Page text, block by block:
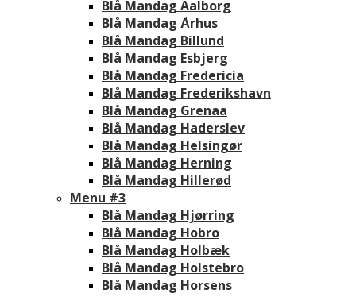
Blå Mandag Aalborg
Blå Mandag Århus
Blå Mandag Billund
Blå Mandag Esbjerg
Blå Mandag Fredericia
Blå Mandag Frederikshavn
Blå Mandag Grenaa
Blå Mandag Haderslev
Blå Mandag Helsingør
Blå Mandag Herning
Blå Mandag Hillerød
Menu #3
Blå Mandag Hjørring
Blå Mandag Hobro
Blå Mandag Holbæk
Blå Mandag Holstebro
Blå Mandag Horsens